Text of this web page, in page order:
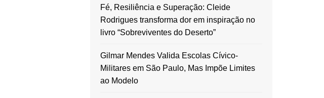
Fé, Resiliência e Superação: Cleide
Rodrigues transforma dor em inspiração no
livro “Sobreviventes do Deserto”
Gilmar Mendes Valida Escolas Cívico-
Militares em São Paulo, Mas Impõe Limites
ao Modelo